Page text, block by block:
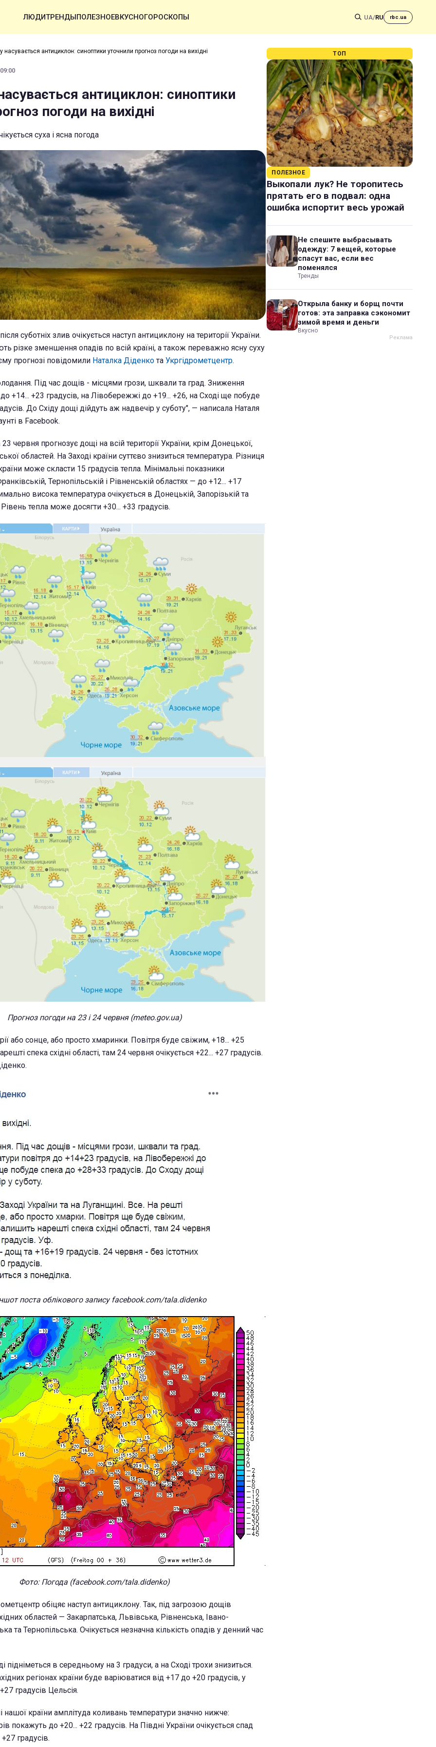
ЛЮДИТРЕНДЫПОЛЕЗНОЕВКУСНОГОРОСКОПЫ UA/RU rbc.ua
насувається антициклон: синоптики уточнили прогноз погоди на вихідні
антициклон: синоптики
погоди на вихідні
суха і ясна погода
суботніх злив очікується наступ антициклону на території України.
різке зменшення опадів по всій країні, а також переважно ясну суху
прогнозі повідомили Наталка Діденко та Укргідрометцентр.
Під час дощів - місцями грози, шквали та град. Зниження
+14... +23 градусів, на Лівобережжі до +19... +26, на Сході ще побуде
До Східу дощі дійдуть аж надвечір у суботу", — написала Наталя
в Facebook.
червня прогнозує дощі на всій території України, крім Донецької,
областей. На Заході країни суттєво знизиться температура. Різниця
може скласти 15 градусів тепла. Мінімальні показники
Тернопільській і Рівненській областях — до +12... +17
висока температура очікується в Донецькій, Запорізькій та
тепла може досягти +30... +33 градусів.
Прогноз погоди на 23 і 24 червня (meteo.gov.ua)
або сонце, або просто хмаринки. Повітря буде свіжим, +18... +25
спека східні області, там 24 червня очікується +22... +27 градусів.
поста облікового запису facebook.com/tala.didenko
Фото: Погода (facebook.com/tala.didenko)
обіцяє наступ антициклону. Так, під загрозою дощів
областей — Закарпатська, Львівська, Рівненська, Івано-
та Тернопільська. Очікується незначна кількість опадів у денний час
підніметься в середньому на 3 градуси, а на Сході трохи знизиться.
регіонах країни буде варіюватися від +17 до +20 градусів, у
градусів Цельсія.
нашої країни амплітуда коливань температури значно нижче:
покажуть до +20... +22 градусів. На Півдні України очікується спад
градусів.
ТОП
ПОЛЕЗНОЕ
Выкопали лук? Не торопитесь
прятать его в подвал: одна
ошибка испортит весь урожай
Не спешите выбрасывать
одежду: 7 вещей, которые
спасут вас, если вес
поменялся
Тренды
Открыла банку и борщ почти
готов: эта заправка сэкономит
зимой время и деньги
Вкусно